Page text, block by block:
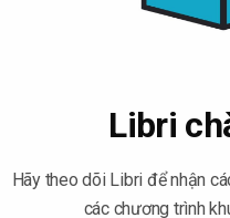
Libri
Hãy theo dõi Libri để nhận
các chương trình